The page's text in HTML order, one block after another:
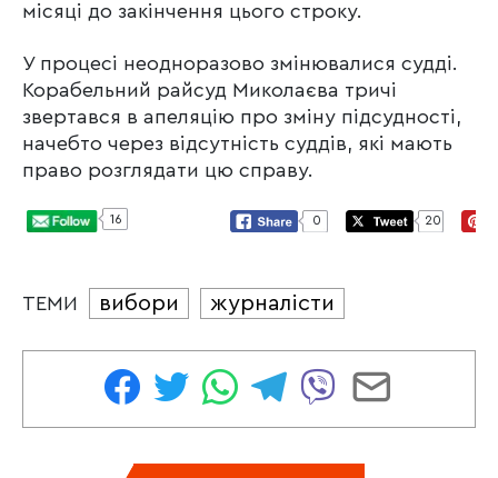
місяці до закінчення цього строку.
У процесі неодноразово змінювалися судді.
Корабельний райсуд Миколаєва тричі
звертався в апеляцію про зміну підсудності,
начебто через відсутність суддів, які мають
право розглядати цю справу.
16 0 20
ТЕМИ вибори журналісти